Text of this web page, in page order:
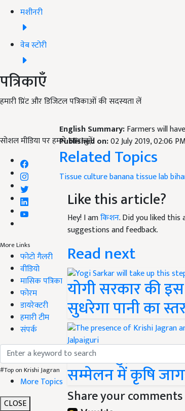
मशीनरी
वेब स्टोरी
पत्रिकाएँ
हमारी प्रिंट और डिजिटल पत्रिकाओं की सदस्यता लें
सोशल मीडिया पर हमारे साथ जुड़ें:
More Links
फोटो गैलरी
वीडियो
मासिक पत्रिका
फोरम
डायरेक्टरी
हमारी टीम
संपर्क
#Top on Krishi Jagran
More Topics
CLOSE
English Summary:Farmers will
Published on:02 July 2019, 02:06
Related Topics
Tissue culturebanana tissue lab
Like this article?
Hey! I amकिशन. Did you liked
suggestions and feedback.
Read next
योगी सरकार की
सुधरेगा पानी का
जलपाईगुड़ी में छोटे
सम्मेलन में कृषि
Share your comments